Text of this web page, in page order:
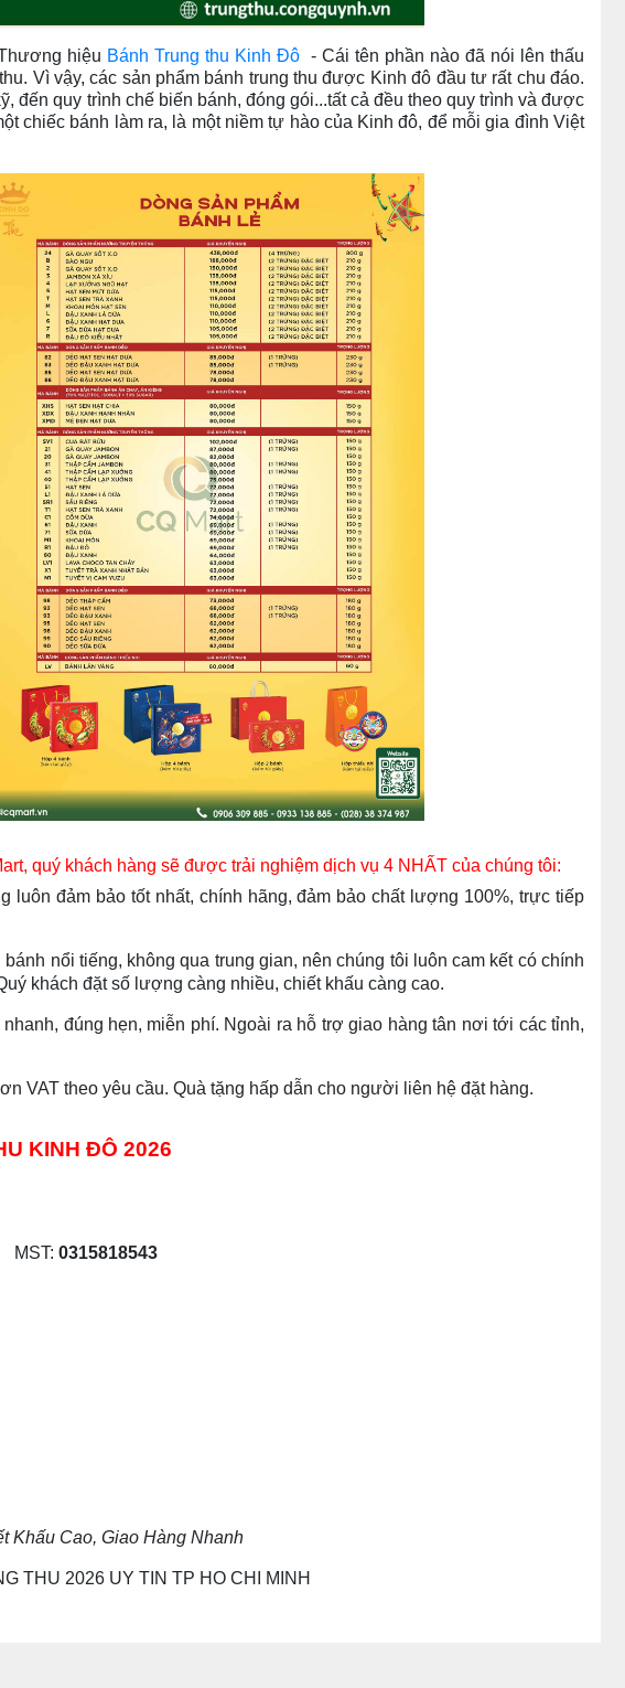
hiệu Bánh Trung thu Kinh Đô - Cái tên phần nào đã nói lên thấu
Vì vậy, các sản phẩm bánh trung thu được Kinh đô đầu tư rất chu đáo.
đến quy trình chế biến bánh, đóng gói...tất cả đều theo quy trình và được
chiếc bánh làm ra, là một niềm tự hào của Kinh đô, để mỗi gia đình Việt
quý khách hàng sẽ được trải nghiệm dịch vụ 4 NHẤT của chúng tôi:
luôn đảm bảo tốt nhất, chính hãng, đảm bảo chất lượng 100%, trực tiếp
nổi tiếng, không qua trung gian, nên chúng tôi luôn cam kết có chính
khách đặt số lượng càng nhiều, chiết khấu càng cao.
đúng hẹn, miễn phí. Ngoài ra hỗ trợ giao hàng tân nơi tới các tỉnh,
VAT theo yêu cầu. Quà tặng hấp dẫn cho người liên hệ đặt hàng.
KINH ĐÔ 2026
0315818543
Khấu Cao, Giao Hàng Nhanh
THU 2026 UY TIN TP HO CHI MINH